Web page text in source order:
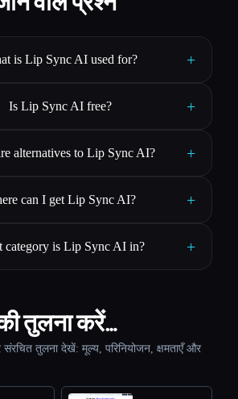
is Lip Sync AI used for? +
Is Lip Sync AI free? +
alternatives to Lip Sync AI? +
can I get Lip Sync AI? +
category is Lip Sync AI in? +
की तुलना करें…
तुलना देखें: मूल्य, परिनियोजन, क्षमताएँ और